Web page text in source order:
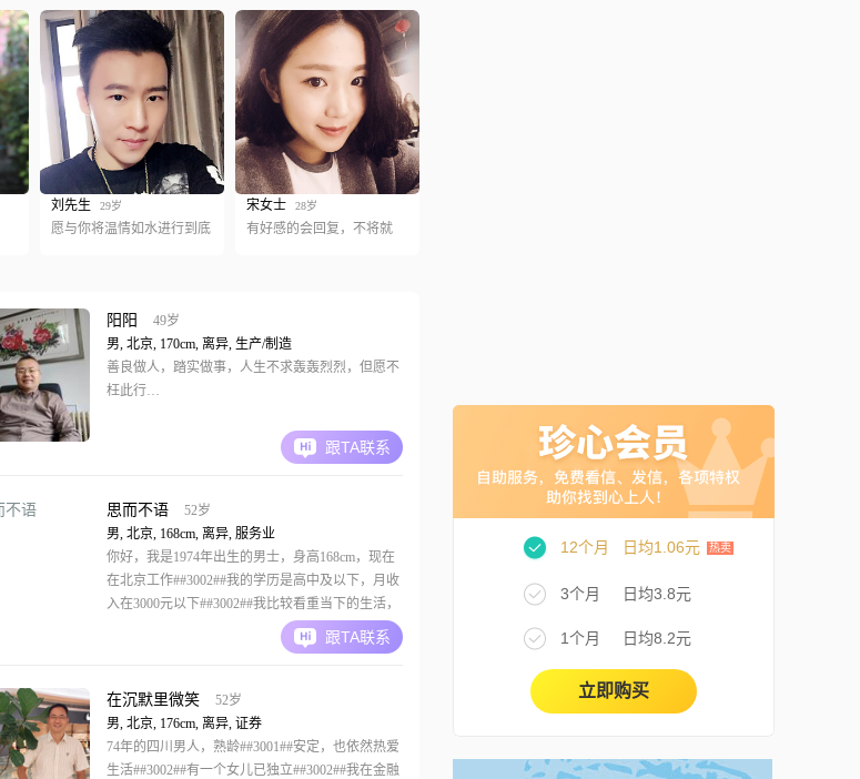
刘先生 29岁
愿与你将温情如水进行到底
宋女士 28岁
有好感的会回复，不将就
阳阳
49岁
男, 北京, 170cm, 离异, 生产/制造
善良做人，踏实做事，人生不求轰轰烈烈，但愿不
枉此行…
跟TA联系
思而不语
52岁
男, 北京, 168cm, 离异, 服务业
你好，我是1974年出生的男士，身高168cm，现在
在北京工作##3002##我的学历是高中及以下，月收
入在3000元以下##3002##我比较看重当下的生活，
觉得过好每一天最重要##3002##生活上我比较勤俭
节约，觉得踏实过日子比较实在##3002##我广西人
人，组建成一
跟TA联系
在沉默里微笑
52岁
男, 北京, 176cm, 离异, 证券
74年的四川男人，熟龄##3001##安定，也依然热爱
生活##3002##有一个女儿已独立##3002##我在金融
12个月 日均1.06元
3个月 日均3.8元
1个月 日均8.2元
立即购买